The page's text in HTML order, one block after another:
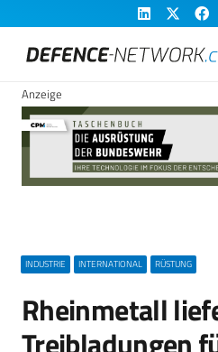
Anzeige
INDUSTRIE INTERNATIONAL RÜSTUNG
Rheinmetall